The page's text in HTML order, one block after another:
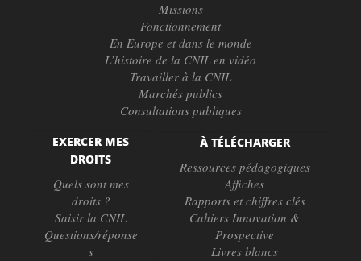
Missions
Fonctionnement
En Europe et dans le monde
L’histoire de la CNIL en vidéo
Travailler à la CNIL
Marchés publics
Consultations publiques
EXERCER MES
DROITS
Quels sont mes
droits ?
Saisir la CNIL
Questions/réponse
s
À TÉLÉCHARGER
Ressources pédagogiques
Affiches
Rapports et chiffres clés
Cahiers Innovation &
Prospective
Livres blancs